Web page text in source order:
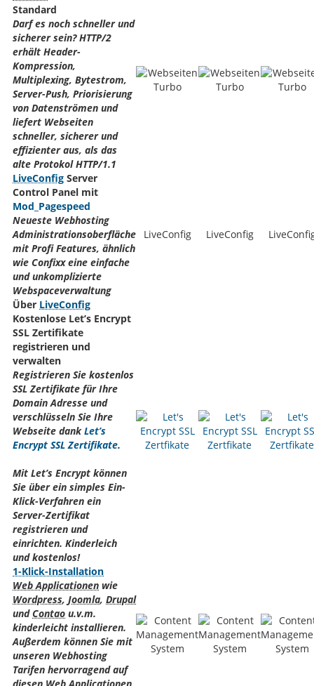
Standard
Darf es noch schneller und
sicherer sein? HTTP/2
erhält Header-
Kompression,
Multiplexing, Bytestrom,
Server-Push, Priorisierung
von Datenströmen und
liefert Webseiten
schneller, sicherer und
effizienter aus, als das
alte Protokol HTTP/1.1
LiveConfig Server
Control Panel mit
Mod_Pagespeed
Neueste Webhosting
Administrationsoberfläche
mit Profi Features, ähnlich
wie Confixx eine einfache
und unkomplizierte
Webspaceverwaltung
LiveConfig LiveConfig
Über LiveConfig
Kostenlose Let’s Encrypt
SSL Zertifikate
registrieren und
verwalten
Registrieren Sie kostenlos
SSL Zertifikate für Ihre
Domain Adresse und
verschlüsseln Sie Ihre
Webseite dankLet’s
Encrypt SSL Zertifikate.
Mit Let’s Encrypt können
Sie über ein simples Ein-
Klick-Verfahren ein
Server-Zertifikat
registrieren und
einrichten. Kinderleich
und kostenlos!
1-Klick-Installation
Web Applicationen wie
Wordpress, Joomla, Drupal
und Contao u.v.m.
kinderleicht installieren.
Außerdem können Sie mit
unseren Webhosting
Tarifen hervorragend auf
diesen Web Applicationen